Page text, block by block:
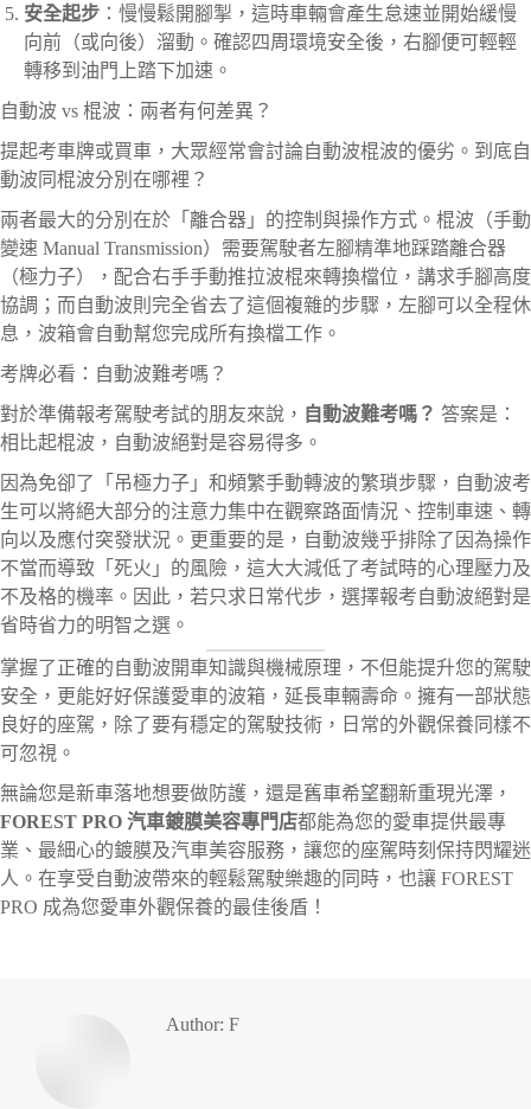
安全起步 ：慢慢鬆開腳掣，這時車輛會產生怠速並開始緩慢
向前（或向後）溜動。確認四周環境安全後，右腳便可輕輕
轉移到油門上踏下加速。
自動波 vs 棍波：兩者有何差異？
提起考車牌或買車，大眾經常會討論自動波棍波的優劣。到底自
動波同棍波分別在哪裡？
兩者最大的分別在於「離合器」的控制與操作方式。棍波（手動
變速 Manual Transmission）需要駕駛者左腳精準地踩踏離合器
（極力子），配合右手手動推拉波棍來轉換檔位，講求手腳高度
協調；而自動波則完全省去了這個複雜的步驟，左腳可以全程休
息，波箱會自動幫您完成所有換檔工作。
考牌必看：自動波難考嗎？
對於準備報考駕駛考試的朋友來說， 自動波難考嗎？ 答案是：
相比起棍波，自動波絕對是容易得多。
因為免卻了「吊極力子」和頻繁手動轉波的繁瑣步驟，自動波考
生可以將絕大部分的注意力集中在觀察路面情況、控制車速、轉
向以及應付突發狀況。更重要的是，自動波幾乎排除了因為操作
不當而導致「死火」的風險，這大大減低了考試時的心理壓力及
不及格的機率。因此，若只求日常代步，選擇報考自動波絕對是
省時省力的明智之選。
掌握了正確的自動波開車知識與機械原理，不但能提升您的駕駛
安全，更能好好保護愛車的波箱，延長車輛壽命。擁有一部狀態
良好的座駕，除了要有穩定的駕駛技術，日常的外觀保養同樣不
可忽視。
無論您是新車落地想要做防護，還是舊車希望翻新重現光澤，
FOREST PRO 汽車鍍膜美容專門店都能為您的愛車提供最專
業、最細心的鍍膜及汽車美容服務，讓您的座駕時刻保持閃耀迷
人。在享受自動波帶來的輕鬆駕駛樂趣的同時，也讓 FOREST
PRO 成為您愛車外觀保養的最佳後盾！
Author: F